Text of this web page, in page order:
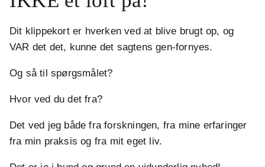
Dit klippekort er hverken ved at blive brugt op, og
VAR det det, kunne det sagtens gen-fornyes.
Og så til spørgsmålet?
Hvor ved du det fra?
Det ved jeg både fra forskningen, fra mine erfaringer
fra min praksis og fra mit eget liv.